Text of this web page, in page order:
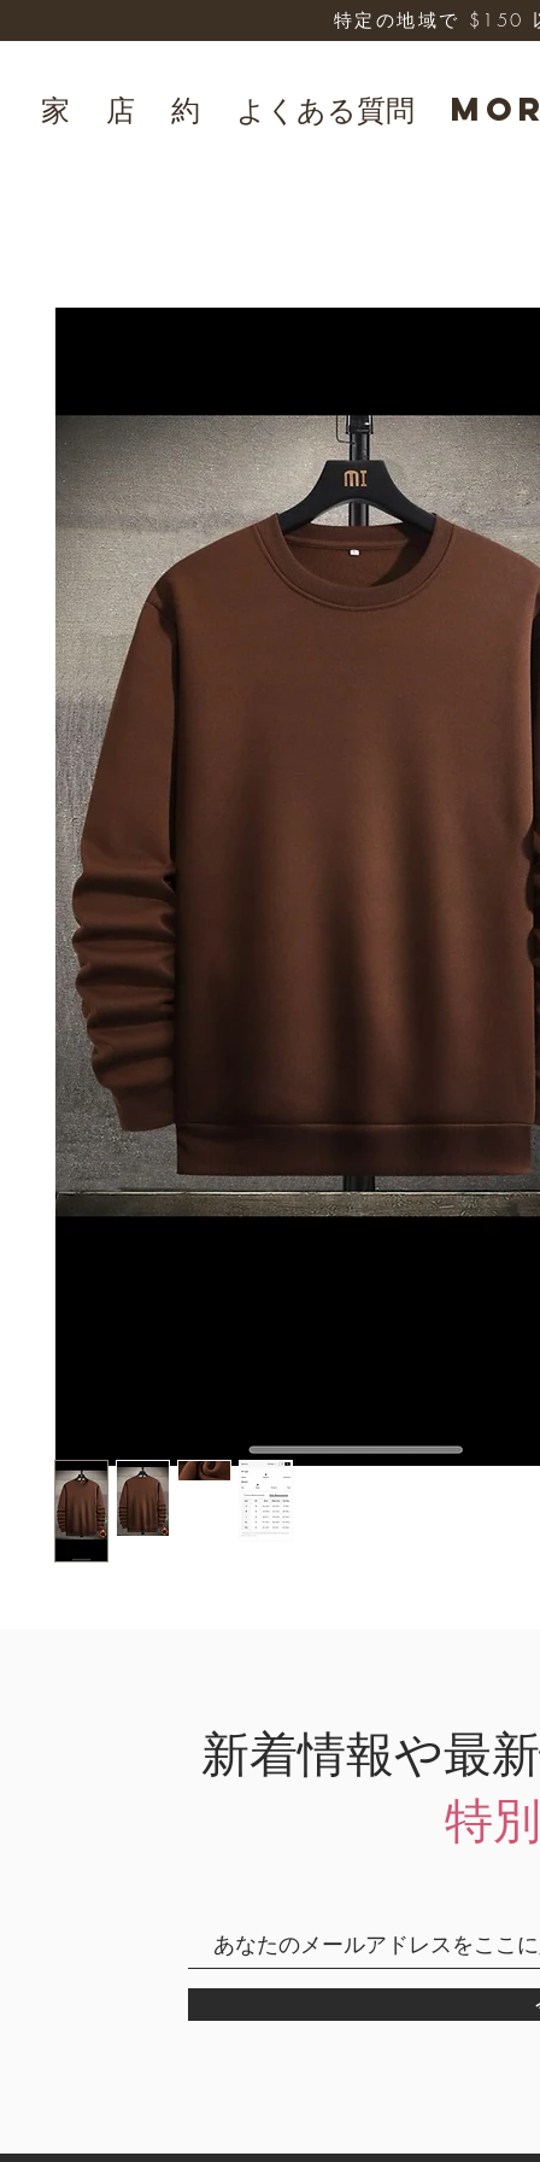
家 店 約 よくある質問
特定の地域で $150
新着情報や最
特